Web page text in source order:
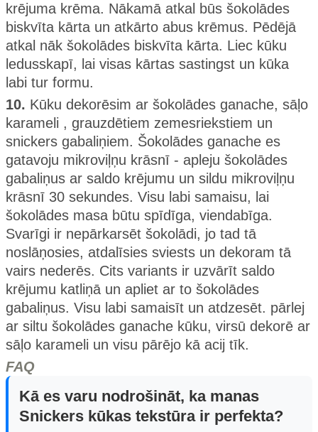
krējuma krēma. Nākamā atkal būs šokolādes
biskvīta kārta un atkārto abus krēmus. Pēdējā
atkal nāk šokolādes biskvīta kārta. Liec kūku
ledusskapī, lai visas kārtas sastingst un kūka
labi tur formu.
10. Kūku dekorēsim ar šokolādes ganache, sāļo
karameli , grauzdētiem zemesriekstiem un
snickers gabaliņiem. Šokolādes ganache es
gatavoju mikroviļņu krāsnī - apleju šokolādes
gabaliņus ar saldo krējumu un sildu mikroviļņu
krāsnī 30 sekundes. Visu labi samaisu, lai
šokolādes masa būtu spīdīga, viendabīga.
Svarīgi ir nepārkarsēt šokolādi, jo tad tā
noslāņosies, atdalīsies sviests un dekoram tā
vairs nederēs. Cits variants ir uzvārīt saldo
krējumu katliņā un apliet ar to šokolādes
gabaliņus. Visu labi samaisīt un atdzesēt. pārlej
ar siltu šokolādes ganache kūku, virsū dekorē ar
sāļo karameli un visu pārējo kā acij tīk.
FAQ
Kā es varu nodrošināt, ka manas
Snickers kūkas tekstūra ir perfekta?